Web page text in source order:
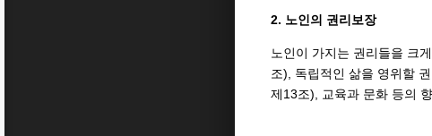
2. 노인의 권리보장
노인이 가지는 권리들을 크
조), 독립적인 삶을 영위할
제13조), 교육과 문화 등의